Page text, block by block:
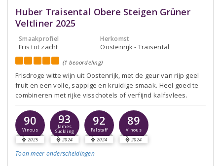
Huber Traisental Obere Steigen Grüner
Veltliner 2025
Smaakprofiel
Fris tot zacht
Herkomst
Oostenrijk - Traisental
(1 beoordeling)
Frisdroge witte wijn uit Oostenrijk, met de geur van rijp geel
fruit en een volle, sappige en kruidige smaak. Heel goed te
combineren met rijke visschotels of verfijnd kalfsvlees.
90
Vinous
2025
93
James
Suckling
2024
92
Falstaff
2024
89
Vinous
2024
Toon meer onderscheidingen